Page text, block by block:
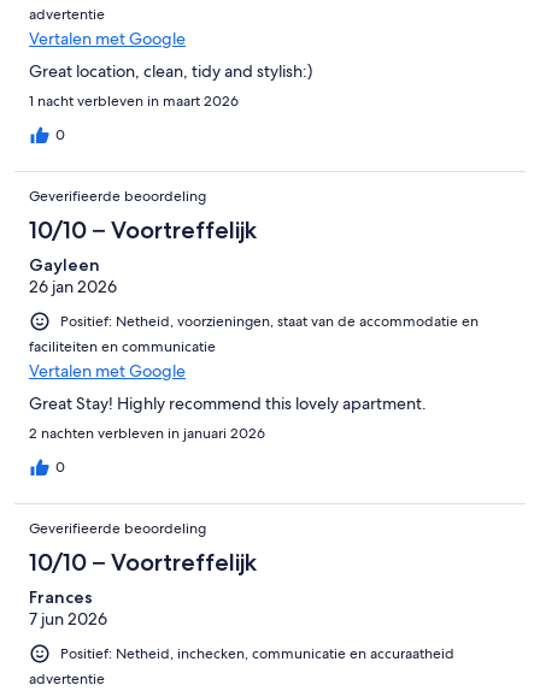
advertentie
Vertalen met Google
Great location, clean, tidy and stylish:)
1 nacht verbleven in maart 2026
0
Geverifieerde beoordeling
10/10 – Voortreffelijk
Gayleen
26 jan 2026
Positief: Netheid, voorzieningen, staat van de accommodatie en
faciliteiten en communicatie
Vertalen met Google
Great Stay! Highly recommend this lovely apartment.
2 nachten verbleven in januari 2026
0
Geverifieerde beoordeling
10/10 – Voortreffelijk
Frances
7 jun 2026
Positief: Netheid, inchecken, communicatie en accuraatheid
advertentie